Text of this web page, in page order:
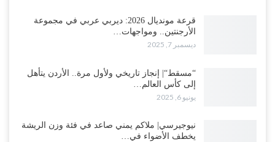
قرعة مونديال 2026: ديربي عربي في مجموعة
الأرجنتين.. ومواجهات…
ديسمبر 7, 2025
“مسقط“| إنجاز تاريخي ولأول مرة.. الأردن يتأهل
إلى كأس العالم…
يونيو 6, 2025
نيوجيرسي| ملاكم يمني صاعد في فئة وزن الريشة
يخطف الأضواء في…